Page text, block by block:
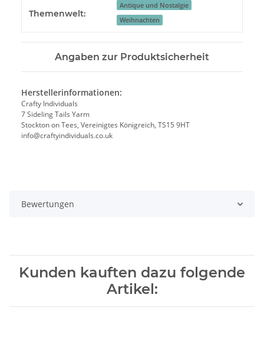
Themenwelt:
Antique und Nostalgie
Weihnachten
Angaben zur Produktsicherheit
Herstellerinformationen:
Crafty Individuals
7 Sideling Tails Yarm
Stockton on Tees, Vereinigtes Königreich, TS15 9HT
info@craftyindividuals.co.uk
Bewertungen
Kunden kauften dazu folgende
Artikel: